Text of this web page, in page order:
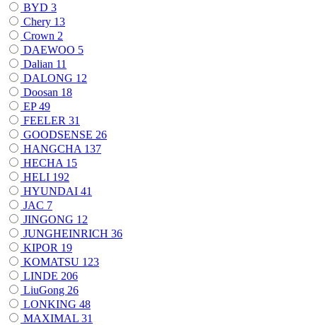
BYD 3
Chery 13
Crown 2
DAEWOO 5
Dalian 11
DALONG 12
Doosan 18
EP49
FEELER 31
GOODSENSE 26
HANGCHA 137
HECHA 15
HELI 192
HYUNDAI 41
JAC 7
JINGONG 12
JUNGHEINRICH 36
KIPOR 19
KOMATSU 123
LINDE 206
LiuGong 26
LONKING 48
MAXIMAL 31